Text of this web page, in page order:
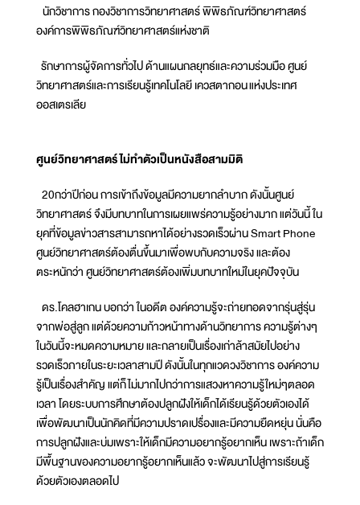
นักวิชาการ กองวิชาการวิทยาศาสตร์ พิพิธภัณฑ์วิทยาศาสตร์
องค์การพิพิธภัณฑ์วิทยาศาสตร์แห่งชาติ
รักษาการผู้จัดการทั่วไป ด้านแผนกลยุทธ์และความร่วมมือ ศูนย์
วิทยาศาสตร์และการเรียนรู้เทคโนโลยี เควสตากอน แห่งประเทศ
ออสเตรเลีย
ศูนย์วิทยาศาสตร์ ไม่ทำตัวเป็นหนังสือสามมิติ
20กว่าปีก่อน การเข้าถึงข้อมูลมีความยากลำบาก ดังนั้นศูนย์
วิทยาศาสตร์ จึงมีบทบาทในการเผยแพร่ความรู้อย่างมาก แต่วันนี้ ใน
ยุคที่ข้อมูลข่าวสารสามารถหาได้อย่างรวดเร็วผ่าน Smart Phone
ศูนย์วิทยาศาสตร์ต้องตื่นขึ้นมาเพื่อพบกับความจริง และต้อง
ตระหนักว่า ศูนย์วิทยาศาสตร์ต้องเพิ่มบทบาทใหม่ในยุคปัจจุบัน
ดร.โคลฮาเกน บอกว่า ในอดีต องค์ความรู้จะถ่ายทอดจากรุ่นสู่รุ่น
จากพ่อสู่ลูก แต่ด้วยความก้าวหน้าทางด้านวิทยาการ ความรู้ต่างๆ
ในวันนี้จะหมดความหมาย และกลายเป็นเรื่องเก่าล้าสมัยไปอย่าง
รวดเร็วภายในระยะเวลาสามปี ดังนั้นในทุกแวดวงวิชาการ องค์ความ
รู้เป็นเรื่องสำคัญ แต่ก็ไม่มากไปกว่าการแสวงหาความรู้ใหม่ๆตลอด
เวลา โดยระบบการศึกษาต้องปลูกฝังให้เด็กได้เรียนรู้ด้วยตัวเองได้
เพื่อพัฒนาเป็นนักคิดที่มีความปราดเปรื่องและมีความยืดหยุ่น นั่นคือ
การปลูกฝังและบ่มเพราะให้เด็กมีความอยากรู้อยากเห็น เพราะถ้าเด็ก
มีพื้นฐานของความอยากรู้อยากเห็นแล้ว จะพัฒนาไปสู่การเรียนรู้
ด้วยตัวเองตลอดไป